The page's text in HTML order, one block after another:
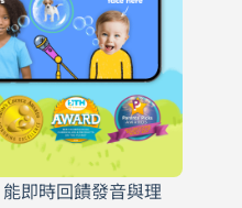
即時回饋發音與理